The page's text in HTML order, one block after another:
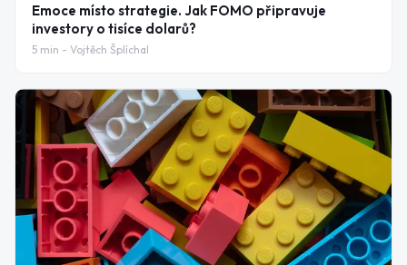
Emoce místo strategie. Jak FOMO připravuje
investory o tisíce dolarů?
5 min - Vojtěch Šplíchal